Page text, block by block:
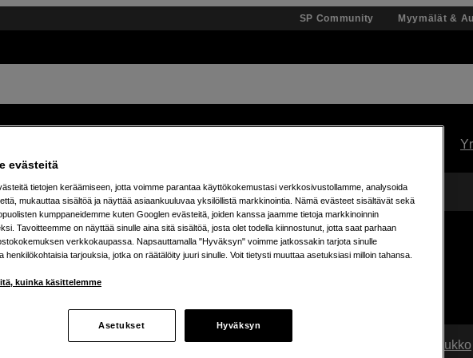
SP Community Myymälät &
Ruudukko
25 % JBL Boombox -kaiuttimista – osta omasi jo tänään!
evästeitä
tietojen keräämiseen, jotta voimme parantaa käyttökokemustasi verkkosivustollamme, analysoida
mukauttaa sisältöä ja näyttää asiaankuuluvaa yksilöllistä markkinointia. Nämä evästeet sisältävät sekä
kumppaneidemme kuten Googlen evästeitä, joiden kanssa jaamme tietoja markkinoinnin
Tavoitteemme on näyttää sinulle aina sitä sisältöä, josta olet todella kiinnostunut, jotta saat parhaan
verkkokaupassa. Napsauttamalla "Hyväksyn" voimme jatkossakin tarjota sinulle
henkilökohtaisia tarjouksia, jotka on räätälöity juuri sinulle. Voit tietysti muuttaa asetuksiasi milloin tahansa.
kuinka käsittelemme
Asetukset Hyväksyn